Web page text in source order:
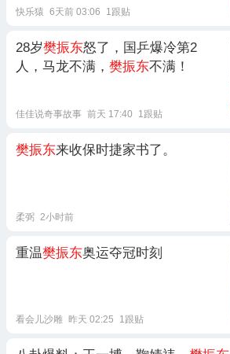
快乐猿 6天前 03:06 1跟贴
28岁樊振东怒了，国乒爆冷第2
人，马龙不满， 樊振东不满！
佳佳说奇事故事 前天 17:40 1跟贴
樊振东来收保时捷家书了。
柔弼 2小时前
重温樊振东奥运夺冠时刻
看会儿沙雕 昨天 02:25 1跟贴